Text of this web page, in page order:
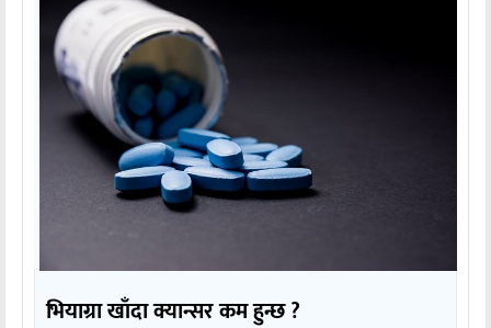
भियाग्रा खाँदा क्यान्सर कम हुन्छ ?